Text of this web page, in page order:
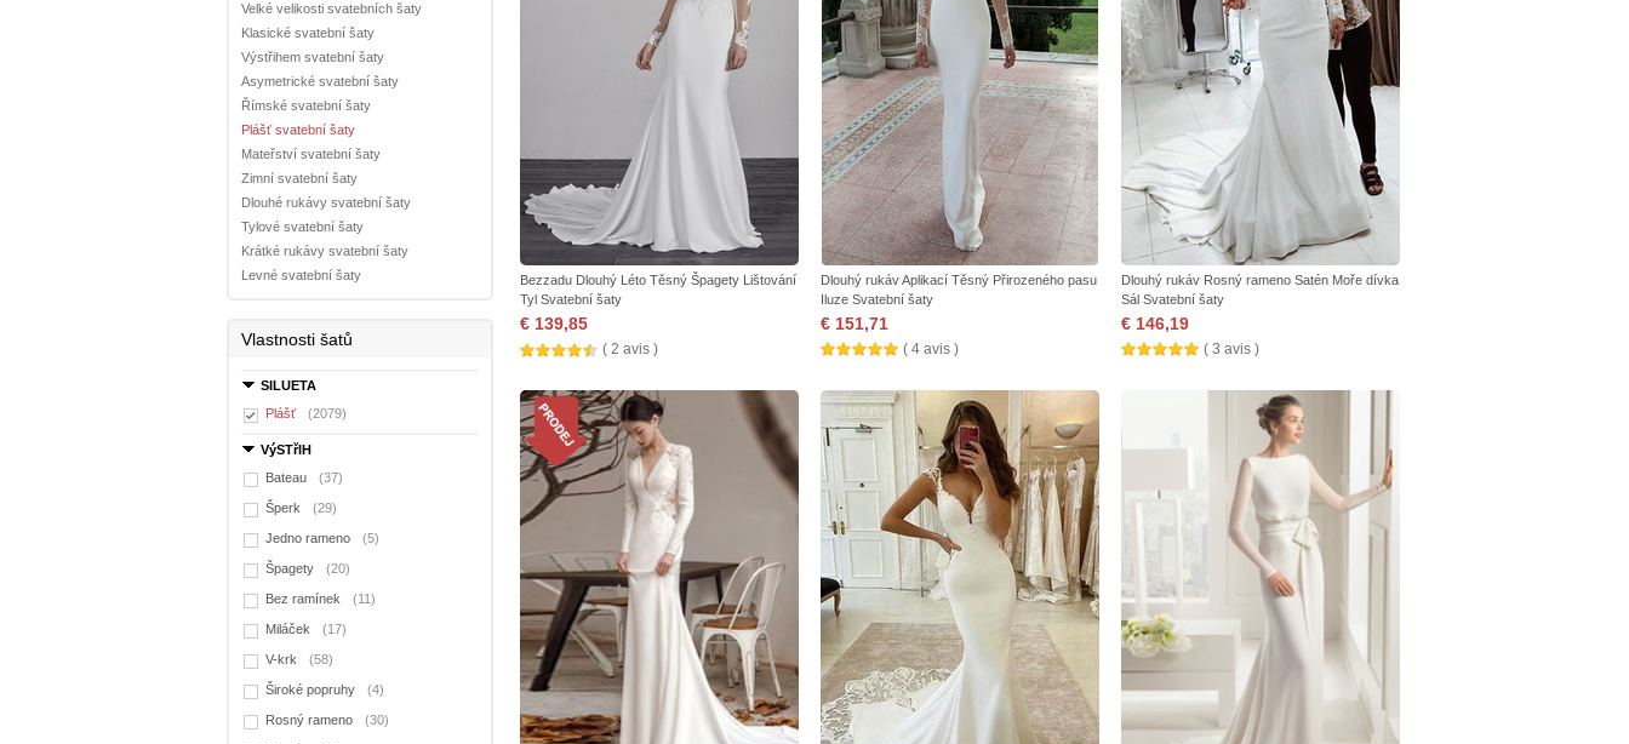
Velké velikosti svatebních šaty
Klasické svatební šaty
Výstřihem svatební šaty
Asymetrické svatební šaty
Římské svatební šaty
Plášť svatební šaty
Mateřství svatební šaty
Zimní svatební šaty
Dlouhé rukávy svatební šaty
Tylové svatební šaty
Krátké rukávy svatební šaty
Levné svatební šaty
Vlastnosti šatů
SILUETA
Plášť
(2079)
VýSTřIH
Bateau
(37)
Šperk (29)
Jedno rameno (5)
Špagety (20)
Bez ramínek (11)
Miláček (17)
V-krk (58)
Široké popruhy (4)
Rosný rameno (30)
Bezzadu Dlouhý Léto Těsný Špagety Lištování
Tyl Svatební šaty
€ 139,85
( 2 avis )
Dlouhý rukáv Aplikací Těsný Přirozeného pasu
Iluze Svatební šaty
€ 151,71
( 4 avis )
Dlouhý rukáv Rosný rameno Satén Moře dívka
Sál Svatební šaty
€ 146,19
( 3 avis )